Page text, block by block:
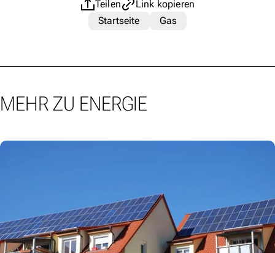
Teilen
Link kopieren
Startseite
Gas
MEHR ZU ENERGIE